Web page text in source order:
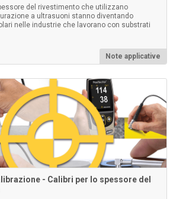
ridotta. Ideale per proteggere la
PosiTector .
Per saperne di più
del rivestimento che utilizzano
a ultrasuoni stanno diventando
nelle industrie che lavorano con substrati
Note applicative
- Calibri per lo spessore del